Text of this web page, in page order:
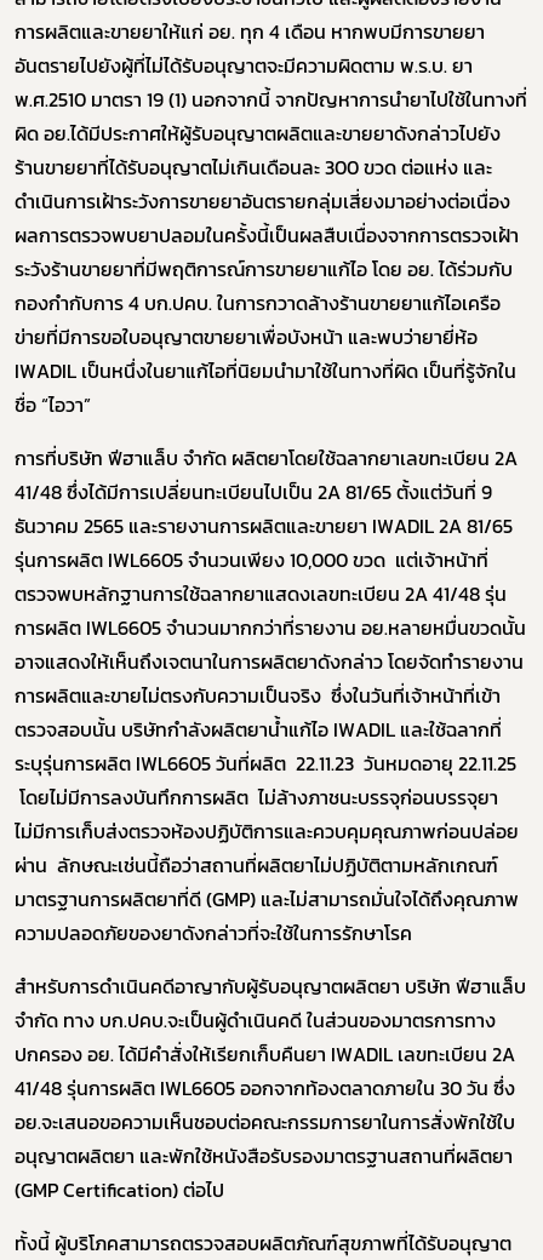
การผลิตและขายยาให้แก่ อย. ทุก 4 เดือน หากพบมีการขายยา
อันตรายไปยังผู้ที่ไม่ได้รับอนุญาตจะมีความผิดตาม พ.ร.บ. ยา
พ.ศ.2510 มาตรา 19 (1) นอกจากนี้ จากปัญหาการนำยาไปใช้ในทางที่
ผิด อย.ได้มีประกาศให้ผู้รับอนุญาตผลิตและขายยาดังกล่าวไปยัง
ร้านขายยาที่ได้รับอนุญาตไม่เกินเดือนละ 300 ขวด ต่อแห่ง และ
ดำเนินการเฝ้าระวังการขายยาอันตรายกลุ่มเสี่ยงมาอย่างต่อเนื่อง
ผลการตรวจพบยาปลอมในครั้งนี้เป็นผลสืบเนื่องจากการตรวจเฝ้า
ระวังร้านขายยาที่มีพฤติการณ์การขายยาแก้ไอ โดย อย. ได้ร่วมกับ
กองกำกับการ 4 บก.ปคบ. ในการกวาดล้างร้านขายยาแก้ไอเครือ
ข่ายที่มีการขอใบอนุญาตขายยาเพื่อบังหน้า และพบว่ายายี่ห้อ
IWADIL เป็นหนึ่งในยาแก้ไอที่นิยมนำมาใช้ในทางที่ผิด เป็นที่รู้จักใน
ชื่อ “ไอวา”
การที่บริษัท ฟีฮาแล็บ จำกัด ผลิตยาโดยใช้ฉลากยาเลขทะเบียน 2A
41/48 ซึ่งได้มีการเปลี่ยนทะเบียนไปเป็น 2A 81/65 ตั้งแต่วันที่ 9
ธันวาคม 2565 และรายงานการผลิตและขายยา IWADIL 2A 81/65
รุ่นการผลิต IWL6605 จำนวนเพียง 10,000 ขวด แต่เจ้าหน้าที่
ตรวจพบหลักฐานการใช้ฉลากยาแสดงเลขทะเบียน 2A 41/48 รุ่น
การผลิต IWL6605 จำนวนมากกว่าที่รายงาน อย.หลายหมื่นขวดนั้น
อาจแสดงให้เห็นถึงเจตนาในการผลิตยาดังกล่าว โดยจัดทำรายงาน
การผลิตและขายไม่ตรงกับความเป็นจริง ซึ่งในวันที่เจ้าหน้าที่เข้า
ตรวจสอบนั้น บริษัทกำลังผลิตยาน้ำแก้ไอ IWADIL และใช้ฉลากที่
ระบุรุ่นการผลิต IWL6605 วันที่ผลิต 22.11.23 วันหมดอายุ 22.11.25
โดยไม่มีการลงบันทึกการผลิต ไม่ล้างภาชนะบรรจุก่อนบรรจุยา
ไม่มีการเก็บส่งตรวจห้องปฏิบัติการและควบคุมคุณภาพก่อนปล่อย
ผ่าน ลักษณะเช่นนี้ถือว่าสถานที่ผลิตยาไม่ปฏิบัติตามหลักเกณฑ์
มาตรฐานการผลิตยาที่ดี (GMP) และไม่สามารถมั่นใจได้ถึงคุณภาพ
ความปลอดภัยของยาดังกล่าวที่จะใช้ในการรักษาโรค
สำหรับการดำเนินคดีอาญากับผู้รับอนุญาตผลิตยา บริษัท ฟีฮาแล็บ
จำกัด ทาง บก.ปคบ.จะเป็นผู้ดำเนินคดี ในส่วนของมาตรการทาง
ปกครอง อย. ได้มีคำสั่งให้เรียกเก็บคืนยา IWADIL เลขทะเบียน 2A
41/48 รุ่นการผลิต IWL6605 ออกจากท้องตลาดภายใน 30 วัน ซึ่ง
อย.จะเสนอขอความเห็นชอบต่อคณะกรรมการยาในการสั่งพักใช้ใบ
อนุญาตผลิตยา และพักใช้หนังสือรับรองมาตรฐานสถานที่ผลิตยา
(GMP Certification) ต่อไป
ทั้งนี้ ผู้บริโภคสามารถตรวจสอบผลิตภัณฑ์สุขภาพที่ได้รับอนุญาต
Subscribe
เลือกหัวข้อที่ท่านต้องการ Subscribe
ผู้ประกอบการายย่อย
อาหาร
โควิด